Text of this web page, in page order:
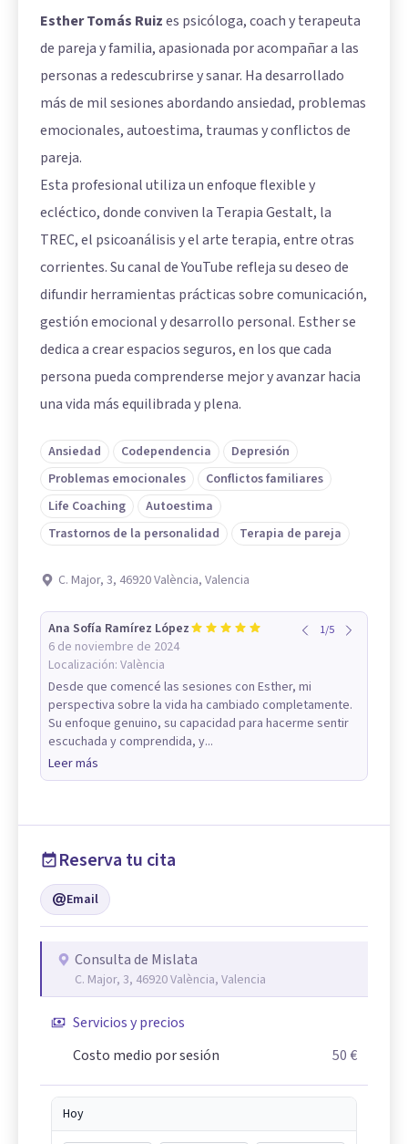
Esther Tomás Ruizes psicóloga, coach y terapeuta
de pareja y familia, apasionada por acompañar a las
personas a redescubrirse y sanar. Ha desarrollado
más de mil sesiones abordando ansiedad, problemas
emocionales, autoestima, traumas y conflictos de
pareja.
Esta profesional utiliza un enfoque flexible y
ecléctico, donde conviven la Terapia Gestalt, la
TREC, el psicoanálisis y el arte terapia, entre otras
corrientes. Su canal de YouTube refleja su deseo de
difundir herramientas prácticas sobre comunicación,
gestión emocional y desarrollo personal. Esther se
dedica a crear espacios seguros, en los que cada
persona pueda comprenderse mejor y avanzar hacia
una vida más equilibrada y plena.
Ansiedad Codependencia
Depresión
Problemas emocionales
Conflictos familiares
Life Coaching
Autoestima
Trastornos de la personalidad
Terapia de pareja
C. Major, 3, 46920 València, Valencia
Ana Sofía Ramírez López
6 de noviembre de 2024
Localización: València
1/5
Desde que comencé las sesiones con Esther, mi
perspectiva sobre la vida ha cambiado completamente.
Su enfoque genuino, su capacidad para hacerme sentir
escuchada y comprendida, y...
Leer más
Reserva tu cita
Email
Consulta de Mislata
C. Major, 3, 46920 València, Valencia
Servicios y precios
Costo medio por sesión
50 €
Hoy